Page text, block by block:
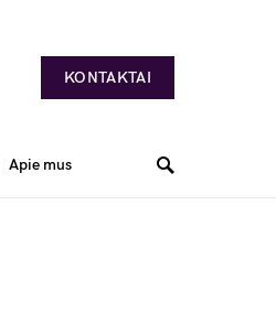
KONTAKTAI
Apie mus